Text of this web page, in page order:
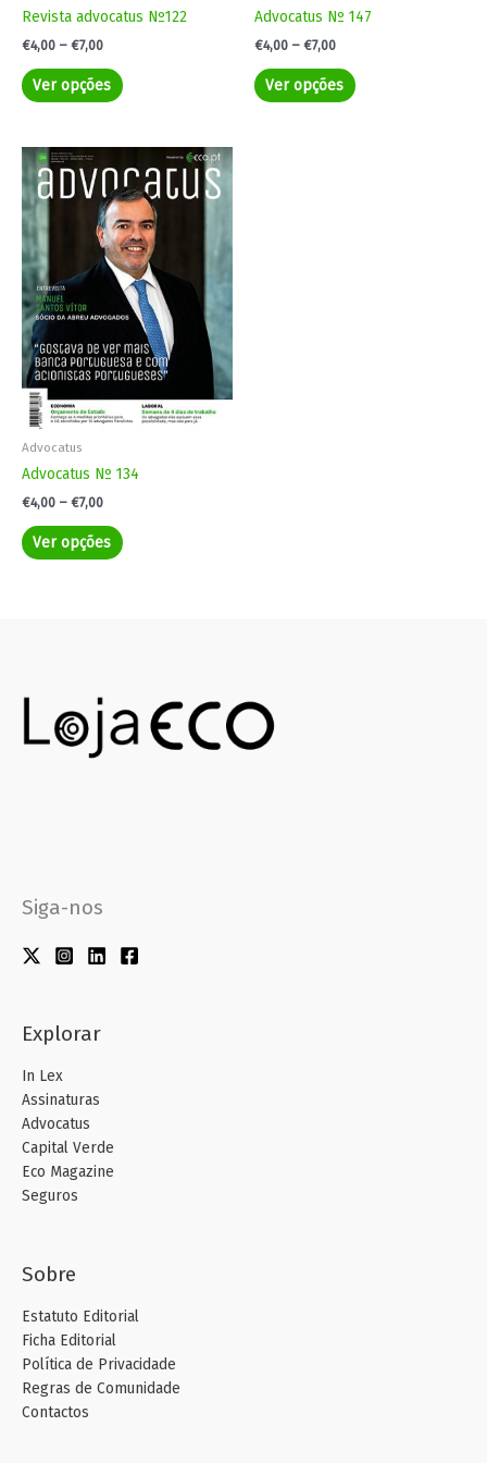
Revista advocatus Nº122
€4,00 – €7,00
Ver opções
page
Advocatus Nº 147
€4,00 – €7,00
Ver opções
page
Advocatus
Advocatus Nº 134
€4,00 – €7,00
range:
€4,00
through
€7,00
Ver opções
product
has
multiple
variants.
The
options
may
be
chosen
on
the
page
Siga-nos
Explorar
In Lex
Assinaturas
Advocatus
Capital Verde
Eco Magazine
Seguros
Sobre
Estatuto Editorial
Ficha Editorial
Política de Privacidade
Regras de Comunidade
Contactos